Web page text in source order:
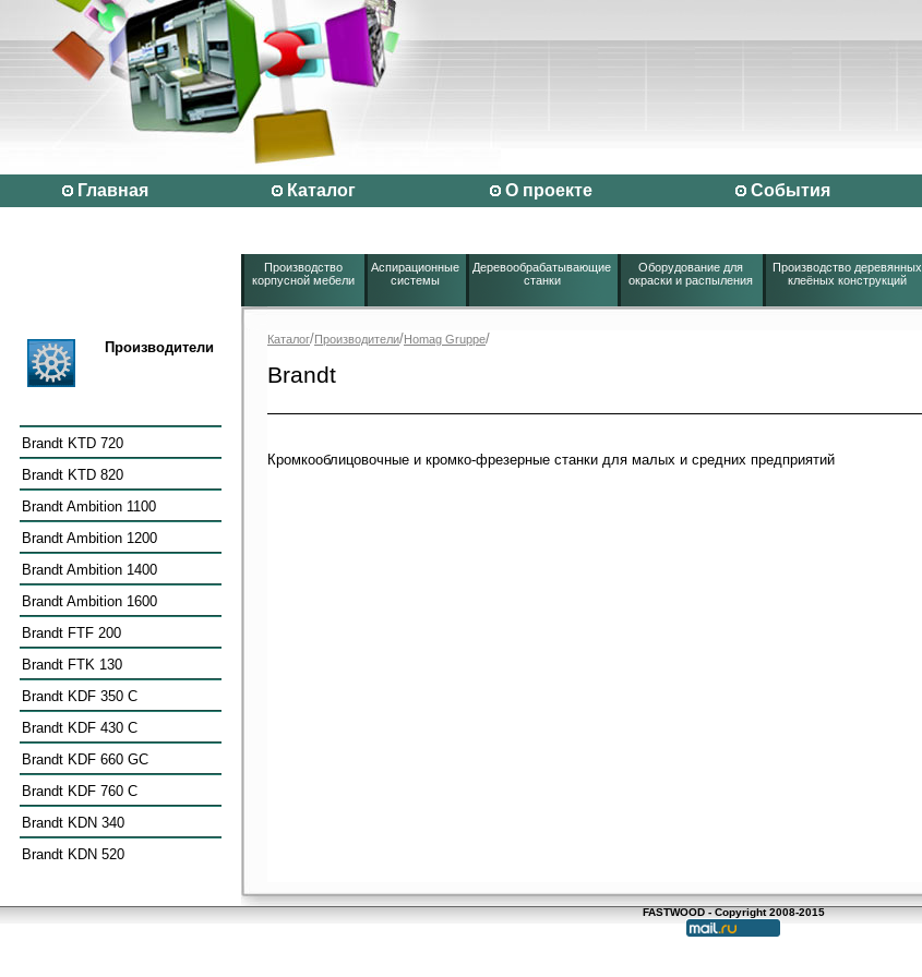
Главная Каталог О проекте События
Производство
корпусной мебели
Аспирационные
системы
Деревообрабатывающие
станки
Оборудование для
окраски и распыления
Производство деревянных
клеёных конструкций
Производители
Brandt KTD 720
Brandt KTD 820
Brandt Ambition 1100
Brandt Ambition 1200
Brandt Ambition 1400
Brandt Ambition 1600
Brandt FTF 200
Brandt FTK 130
Brandt KDF 350 C
Brandt KDF 430 C
Brandt KDF 660 GC
Brandt KDF 760 C
Brandt KDN 340
Brandt KDN 520
Каталог/Производители/Homag Gruppe/
Brandt
Кромкооблицовочные и кромко-фрезерные станки для малых и средних предприятий
FASTWOOD - Copyright 2008-2015